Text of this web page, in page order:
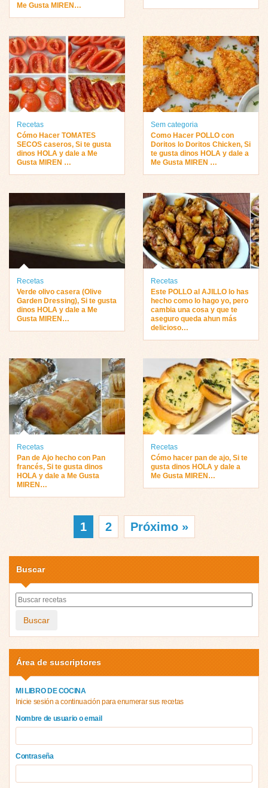
Me Gusta MIREN…
Recetas
Cómo Hacer TOMATES
SECOS caseros, Si te gusta
dinos HOLA y dale a Me
Gusta MIREN …
Sem categoria
Como Hacer POLLO con
Doritos lo Doritos Chicken, Si
te gusta dinos HOLA y dale a
Me Gusta MIREN …
Recetas
Verde olivo casera (Olive
Garden Dressing), Si te gusta
dinos HOLA y dale a Me
Gusta MIREN…
Recetas
Este POLLO al AJILLO lo has
hecho como lo hago yo, pero
cambia una cosa y que te
aseguro queda ahun más
delicioso…
Recetas
Pan de Ajo hecho con Pan
francés, Si te gusta dinos
HOLA y dale a Me Gusta
MIREN…
Recetas
Cómo hacer pan de ajo, Si te
gusta dinos HOLA y dale a
Me Gusta MIREN…
1 2 Próximo »
Buscar
Buscar
Área de suscriptores
MI LIBRO DE COCINA
Inicie sesión a continuación para enumerar sus recetas
Nombre de usuario o email
Contraseña